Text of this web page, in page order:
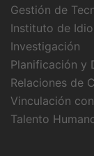
Gestión de
Instituto de
Investigación
Planificación y
Relaciones de
Vinculación
Talento